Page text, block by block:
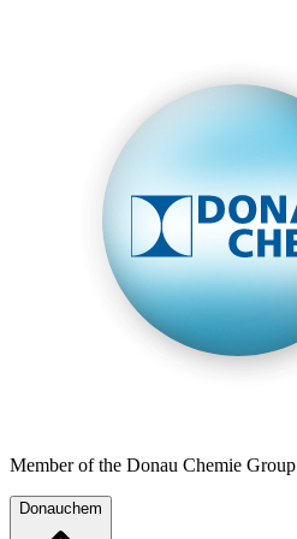
Member of the Donau Chemie Group
Donauchem